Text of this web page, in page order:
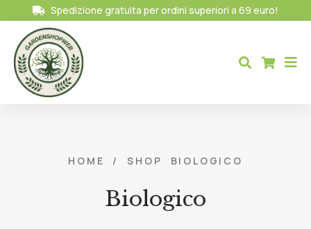
Spedizione gratuita per ordini superiori a 69 euro!
HOME / SHOP BIOLOGICO
Biologico